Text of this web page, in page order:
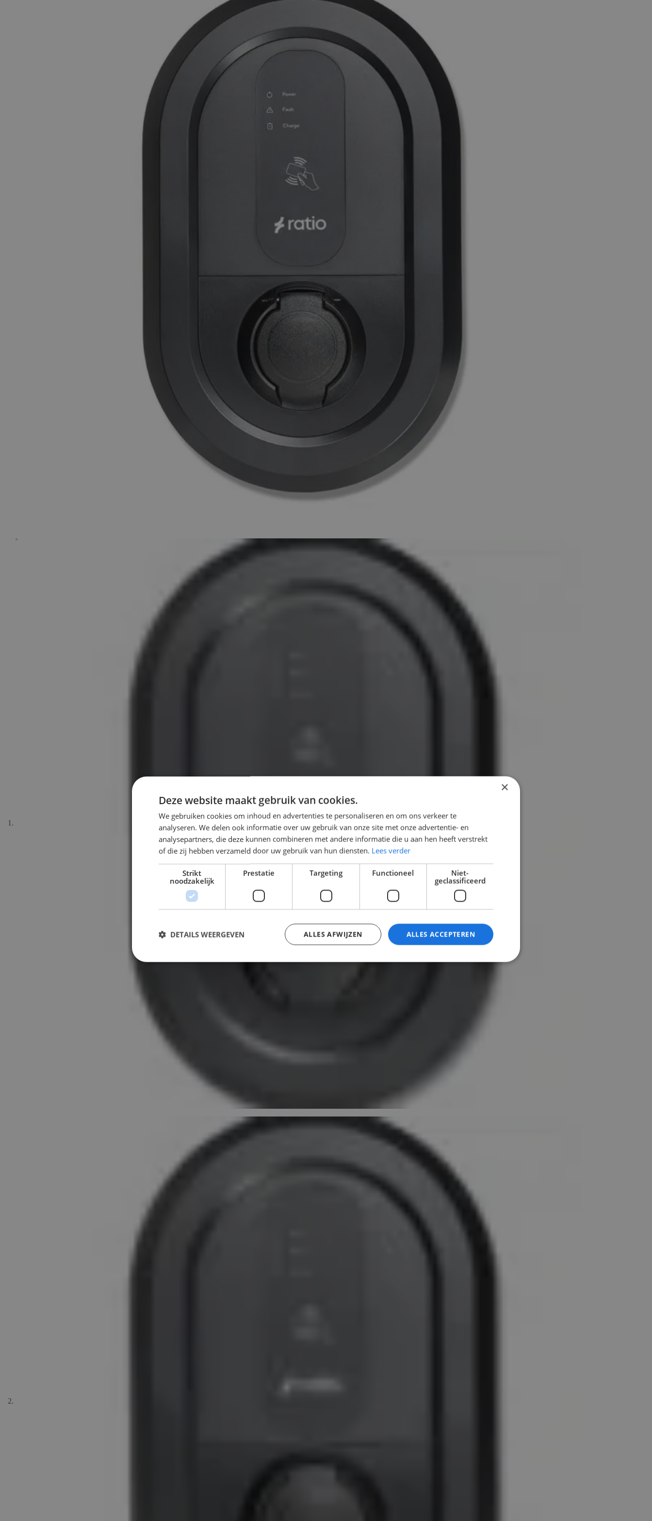
×
Deze website maakt gebruik van cookies.
We gebruiken cookies om inhoud en advertenties te personaliseren en om ons verkeer te
analyseren. We delen ook informatie over uw gebruik van onze site met onze advertentie- en
analysepartners, die deze kunnen combineren met andere informatie die u aan hen heeft verstrekt
of die zij hebben verzameld door uw gebruik van hun diensten. Lees verder
Strikt
noodzakelijk
Prestatie Targeting Functioneel
Niet-
geclassificeerd
ALLES ACCEPTEREN
ALLES AFWIJZEN
DETAILS WEERGEVEN